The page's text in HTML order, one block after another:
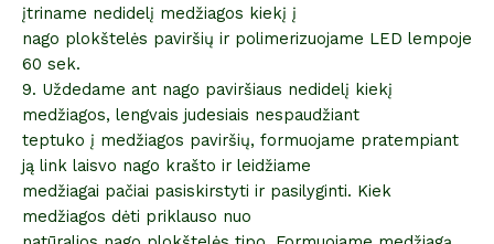
įtriname nedidelį medžiagos kiekį į
nago plokštelės paviršių ir polimerizuojame LED lempoje
60 sek.
9. Uždedame ant nago paviršiaus nedidelį kiekį
medžiagos, lengvais judesiais nespaudžiant
teptuko į medžiagos paviršių, formuojame pratempiant
ją link laisvo nago krašto ir leidžiame
medžiagai pačiai pasiskirstyti ir pasilyginti. Kiek
medžiagos dėti priklauso nuo